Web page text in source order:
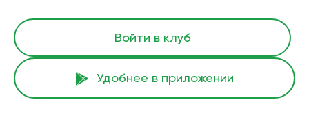
Войти в клуб
Удобнее в приложении